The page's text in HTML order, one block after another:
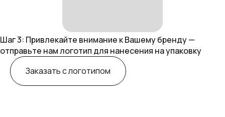
Шаг 3: Привлекайте внимание к Вашему бренду —
отправьте нам логотип для нанесения на упаковку
Заказать с логотипом